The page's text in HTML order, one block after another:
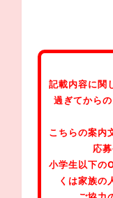
記載内容に関
過ぎてから
こちらの案内
応
小学生以下の
くは家族の